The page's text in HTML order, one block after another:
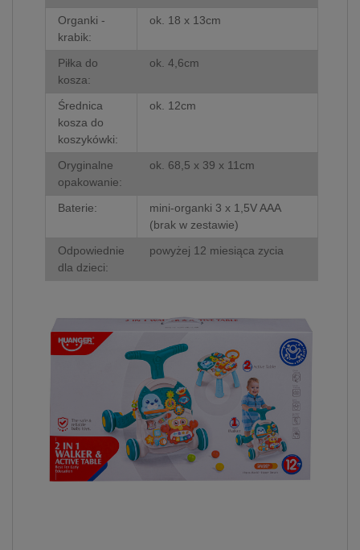
Organki -
krabik:
ok. 18 x 13cm
Piłka do
kosza:
ok. 4,6cm
Średnica
kosza do
koszykówki:
ok. 12cm
Oryginalne
opakowanie:
ok. 68,5 x 39 x 11cm
Baterie:
mini-organki 3 x 1,5V AAA
(brak w zestawie)
Odpowiednie
dla dzieci:
powyżej 12 miesiąca zycia